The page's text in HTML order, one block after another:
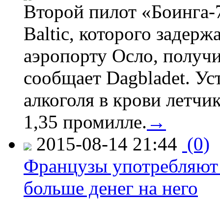
Второй пилот
Baltic, которого
аэропорту Осло,
сообщает Dagbladet.
алкоголя в крови
1,35 промилле. →
2015-08-14 21:44 (0)
Французы
больше денег на него